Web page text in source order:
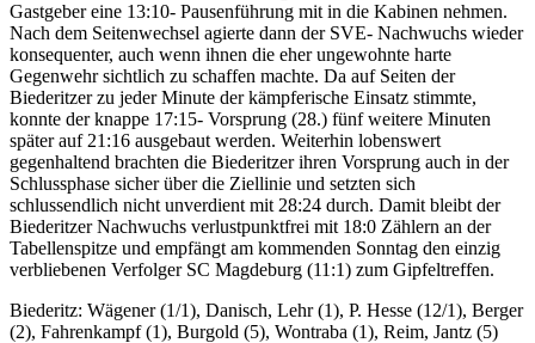
Gastgeber eine 13:10- Pausenführung mit in die Kabinen nehmen.
Nach dem Seitenwechsel agierte dann der SVE- Nachwuchs wieder
konsequenter, auch wenn ihnen die eher ungewohnte harte
Gegenwehr sichtlich zu schaffen machte. Da auf Seiten der
Biederitzer zu jeder Minute der kämpferische Einsatz stimmte,
konnte der knappe 17:15- Vorsprung (28.) fünf weitere Minuten
später auf 21:16 ausgebaut werden. Weiterhin lobenswert
gegenhaltend brachten die Biederitzer ihren Vorsprung auch in der
Schlussphase sicher über die Ziellinie und setzten sich
schlussendlich nicht unverdient mit 28:24 durch. Damit bleibt der
Biederitzer Nachwuchs verlustpunktfrei mit 18:0 Zählern an der
Tabellenspitze und empfängt am kommenden Sonntag den einzig
verbliebenen Verfolger SC Magdeburg (11:1) zum Gipfeltreffen.
Biederitz: Wägener (1/1), Danisch, Lehr (1), P. Hesse (12/1), Berger
(2), Fahrenkampf (1), Burgold (5), Wontraba (1), Reim, Jantz (5)